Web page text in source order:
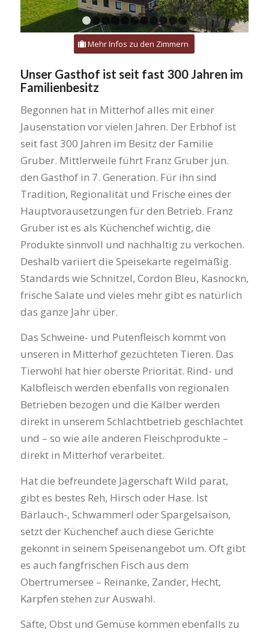
1 2 3 4 5 6 7 8 9 10
Mehr Infos zu den Zimmern
Unser Gasthof ist seit fast 300 Jahren im
Familienbesitz
Begonnen hat in Mitterhof alles mit einer
Jausenstation vor vielen Jahren. Der Erbhof ist
seit fast 300 Jahren im Besitz der Familie
Gruber. Mittlerweile führt Franz Gruber jun.
den Gasthof in 7. Generation. Für ihn sind
Tradition, Regionalität und Frische eines der
Hauptvorausetzungen für den Betrieb. Franz
Gruber ist es als Küchenchef wichtig, die
Produkte sinnvoll und nachhaltig zu verkochen.
Deshalb variiert die Speisekarte regelmäßig.
Standards wie Schnitzel, Cordon Bleu, Kasnockn,
frische Salate und vieles mehr gibt es natürlich
das ganze Jahr über.
Das Schweine- und Putenfleisch kommt von
unseren in Mitterhof gezüchteten Tieren. Das
Tierwohl hat hier oberste Priorität. Rind- und
Kalbfleisch werden ebenfalls von regionalen
Betrieben bezogen und die Kälber werden
direkt in unserem Schlachtbetrieb geschlachtet
und – so wie alle anderen Fleischprodukte –
direkt in Mitterhof verarbeitet.
Hat die befreundete Jägerschaft Wild parat,
gibt es bestes Reh, Hirsch oder Hase. Ist
Bärlauch-, Schwammerl oder Spargelsaison,
setzt der Küchenchef auch diese Gerichte
gekonnt in seinem Speisenangebot um. Oft gibt
es auch fangfrischen Fisch aus dem
Obertrumersee – Reinanke, Zander, Hecht,
Karpfen stehen zur Auswahl.
Säfte, Obst und Gemüse kommen ebenfalls zu